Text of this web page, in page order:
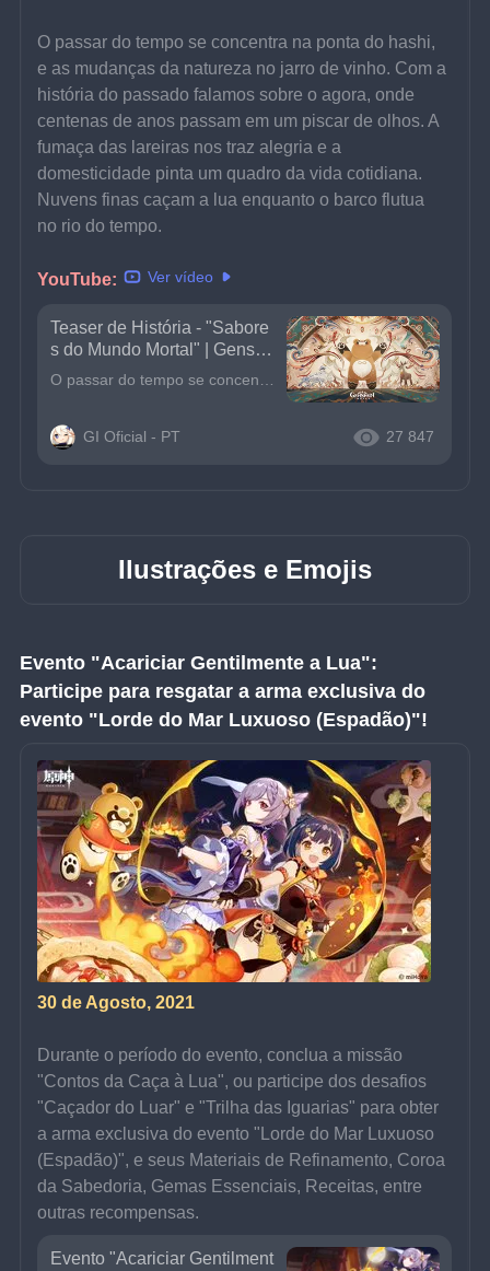
O passar do tempo se concentra na ponta do hashi,
e as mudanças da natureza no jarro de vinho. Com a
história do passado falamos sobre o agora, onde
centenas de anos passam em um piscar de olhos. A
fumaça das lareiras nos traz alegria e a
domesticidade pinta um quadro da vida cotidiana.
Nuvens finas caçam a lua enquanto o barco flutua
no rio do tempo.
YouTube: Ver vídeo
Teaser de História - "Sabore
s do Mundo Mortal" | Genshi
n Impact
GI Oficial - PT 27 847
Ilustrações e Emojis
Evento "Acariciar Gentilmente a Lua":
Participe para resgatar a arma exclusiva do
evento "Lorde do Mar Luxuoso (Espadão)"!
30 de Agosto, 2021
Durante o período do evento, conclua a missão
"Contos da Caça à Lua", ou participe dos desafios
"Caçador do Luar" e "Trilha das Iguarias" para obter
a arma exclusiva do evento "Lorde do Mar Luxuoso
(Espadão)", e seus Materiais de Refinamento, Coroa
da Sabedoria, Gemas Essenciais, Receitas, entre
outras recompensas.
Evento "Acariciar Gentilment